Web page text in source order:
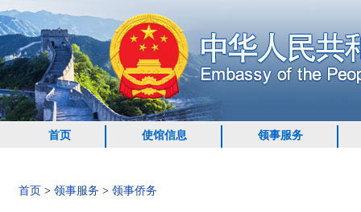
首页 使馆信息 领事服务
首页 > 领事服务 > 领事侨务